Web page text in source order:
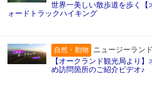
世界一美しい散歩道を歩く【
ォードトラックハイキング
自然・動物
ニュージーランド
【オークランド観光局より
め訪問箇所のご紹介ビデオ♪